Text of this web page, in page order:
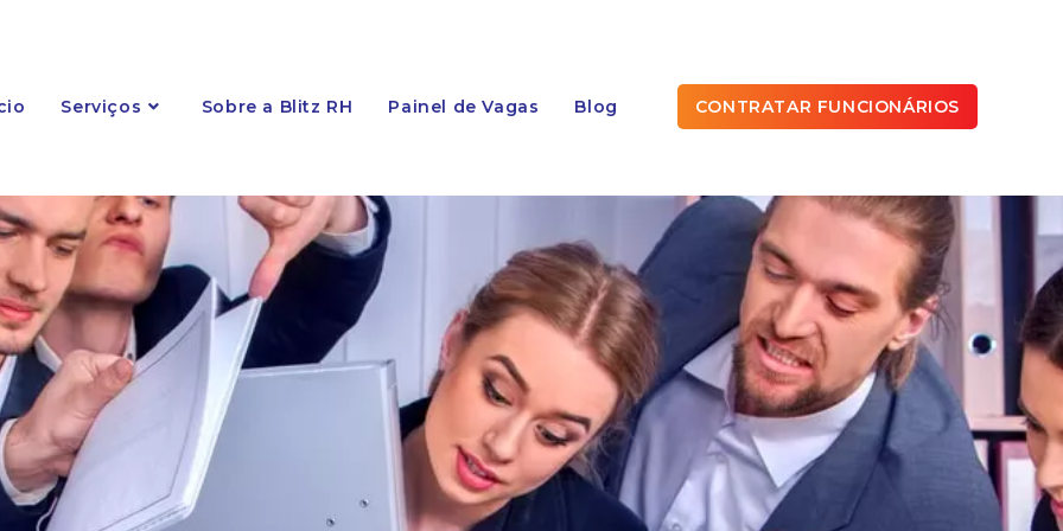
Serviços Sobre a Blitz RH Painel de Vagas Blog CONTRATAR FUNCIONÁRIOS